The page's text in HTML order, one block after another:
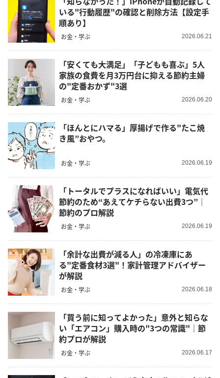
いる"行動履歴"の確認と削除方法【設定手
順あり】
お金・学ぶ 2026.06.21
「安くても大満足」「子どもも喜ぶ」5人
家族の食費を月3万円台に抑える節約主婦
の"定番おかず"3選
お金・学ぶ 2026.06.20
「ほんとにハマる」厚揚げで作る"たこ焼
き風”おやつ。
お金・学ぶ 2026.06.19
「トータルでプラスになればいい」電気代
節約のため“あえてケチらない出費3つ”｜
節約のプロ解説
お金・学ぶ 2026.06.19
「余計な出費が減る人」の冷凍庫にあ
る"定番食材3選"！家計管理アドバイザー
が解説
お金・学ぶ 2026.06.18
「買う前に知ってよかった」意外と知らな
い「エアコン」購入時の"3つの常識"｜節
約プロが解説
お金・学ぶ 2026.06.17